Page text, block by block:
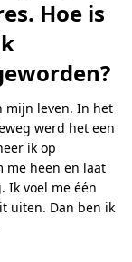
Hoe is
mijn leven. In het
werd het een
ik op
me heen en laat
Ik voel me één
uiten. Dan ben ik